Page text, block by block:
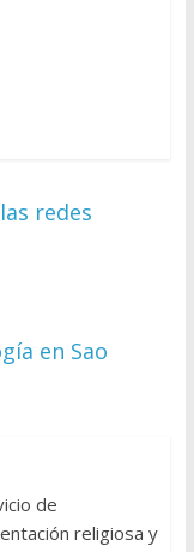
redes
en Sao
de
religiosa y